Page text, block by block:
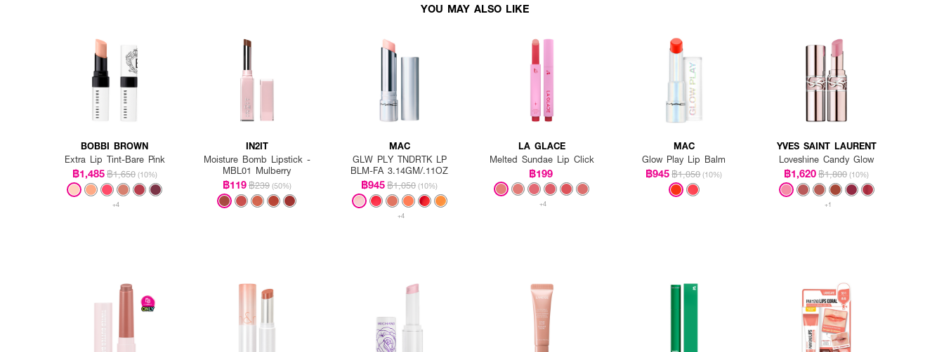
YOU MAY ALSO LIKE
BOBBI BROWN
Extra Lip Tint-Bare Pink
฿1,485฿1,650 (10%)
+4
IN2IT
Moisture Bomb Lipstick -
MBL01 Mulberry
฿119฿239 (50%)
MAC
GLW PLY TNDRTK LP
BLM-FA 3.14GM/.11OZ
฿945฿1,050 (10%)
+4
LA GLACE
Melted Sundae Lip Click
฿199
+4
MAC
Glow Play Lip Balm
฿945฿1,050 (10%)
YVES SAINT LAURENT
Loveshine Candy Glow
฿1,620฿1,800 (10%)
+1